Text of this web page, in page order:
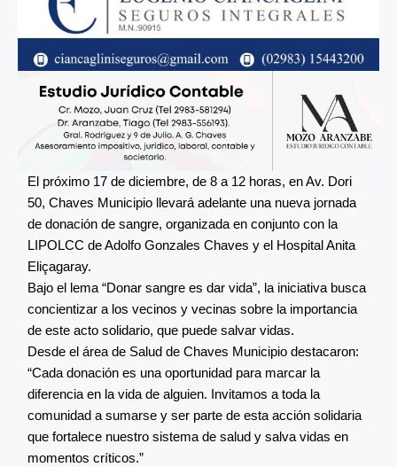
El próximo 17 de diciembre, de 8 a 12 horas, en Av. Dori
50, Chaves Municipio llevará adelante una nueva jornada
de donación de sangre, organizada en conjunto con la
LIPOLCC de Adolfo Gonzales Chaves y el Hospital Anita
Eliçagaray.
Bajo el lema “Donar sangre es dar vida”, la iniciativa busca
concientizar a los vecinos y vecinas sobre la importancia
de este acto solidario, que puede salvar vidas.
Desde el área de Salud de Chaves Municipio destacaron:
“Cada donación es una oportunidad para marcar la
diferencia en la vida de alguien. Invitamos a toda la
comunidad a sumarse y ser parte de esta acción solidaria
que fortalece nuestro sistema de salud y salva vidas en
momentos críticos.”